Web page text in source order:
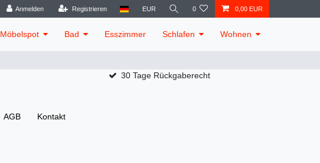
Anmelden Registrieren EUR 0 0,00 EUR
Möbelspot Bad Esszimmer Schlafen Wohnen
30 Tage Rückgaberecht
AGB Kontakt